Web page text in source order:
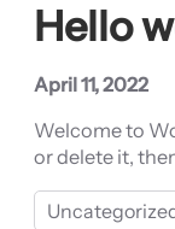
Hello
April 11, 2022
Welcome to
or delete it,